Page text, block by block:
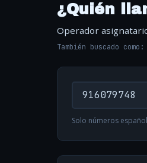
¿Quién
Operador
También buscado como:
Solo números